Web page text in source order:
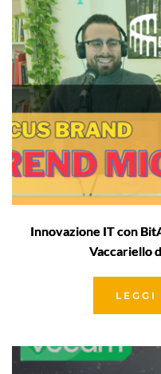
Innovazione IT con
Vaccariello
LEGGI